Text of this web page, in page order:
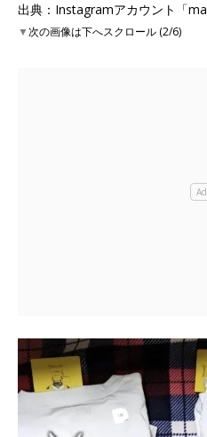
出典：Instagramアカウント「
▼次の画像は下へスクロール (2/6)